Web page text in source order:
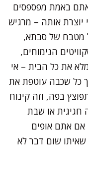
באמת מפספסים
אותה – מרגיש
מטבח של סבתא,
הנימוחים,
את כל הבית – אי
כל שכבה עוטפת את
בפה, וזה קינוח
חגיגית או שבת
אתם אופים
שום דבר לא